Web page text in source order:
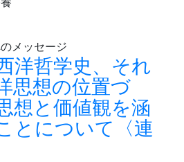
メッセージ
洋哲学史、それ
思想の位置づ
想と価値観を涵
とについて〈連